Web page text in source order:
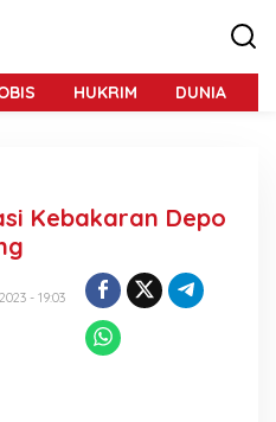
HUKRIM DUNIA
Kebakaran Depo
- 19:03